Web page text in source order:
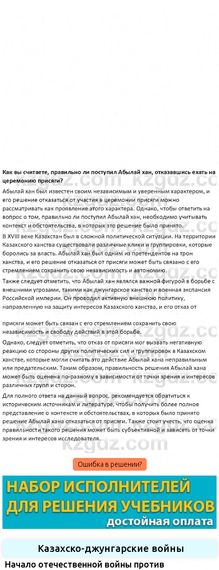
Ошибка в решении?
Казахско-джунгарские войны
Начало отечественной войны против